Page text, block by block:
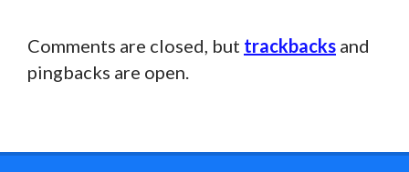
Comments are closed, but trackbacks and
pingbacks are open.